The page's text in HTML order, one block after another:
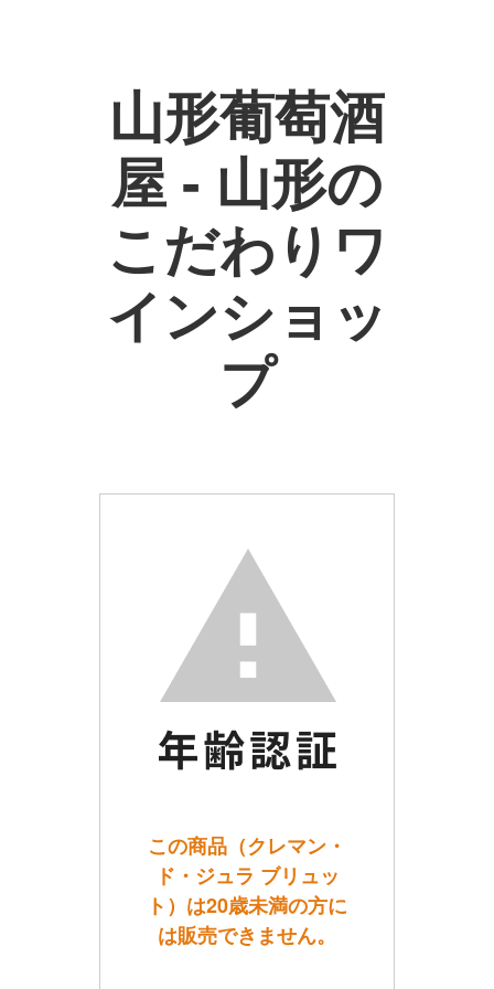
山形葡萄酒
屋 - 山形の
こだわりワ
インショッ
プ
この商品（クレマン・
ド・ジュラ ブリュッ
ト）は20歳未満の方に
は販売できません。